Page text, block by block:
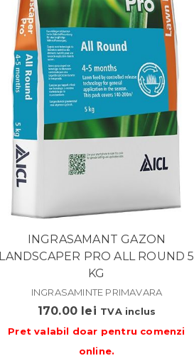
INGRASAMANT GAZON
LANDSCAPER PRO ALL ROUND 5
KG
INGRASAMINTE PRIMAVARA
170.00 lei TVA inclus
Pret valabil doar pentru comenzi
online.